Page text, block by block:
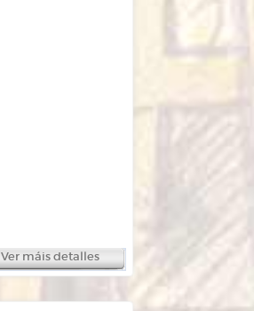
Ver máis detalles